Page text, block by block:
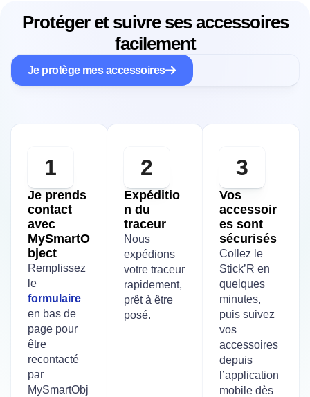
Protéger et suivre ses accessoires
facilement
Je protège mes accessoires
1
Je prends
contact
avec
MySmartO
bject
Remplissez
le
formulaire
en bas de
page pour
être
recontacté
par
MySmartObj
2
Expéditio
n du
traceur
Nous
expédions
votre traceur
rapidement,
prêt à être
posé.
3
Vos
accessoir
es sont
sécurisés
Collez le
Stick’R en
quelques
minutes,
puis suivez
vos
accessoires
depuis
l’application
mobile dès